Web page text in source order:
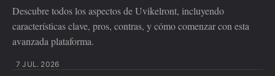
Descubre todos los aspectos de Uvikelront, incluyendo
características clave, pros, contras, y cómo comenzar con esta
avanzada plataforma.
7 JUL. 2026